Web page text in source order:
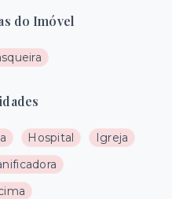
do Imóvel
Hospital
Igreja